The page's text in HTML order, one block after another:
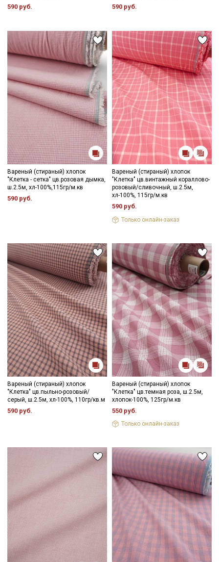
590 руб. 590 руб.
Вареный (стираный) хлопок
"Клетка - сетка" цв.розовая дымка,
ш.2.5м, хл-100%,115гр/м.кв
590 руб.
Вареный (стираный) хлопок
"Клетка" цв.винтажный кораллово-
розовый/сливочный, ш.2.5м,
хл-100%, 115гр/м.кв
590 руб.
Только онлайн-заказ
Вареный (стираный) хлопок
"Клетка" цв.пыльно-розовый/
серый, ш.2.5м, хл-100%, 110гр/кв.м
590 руб.
Вареный (стираный) хлопок
"Клетка" цв.темная роза, ш.2.5м,
хлопок-100%, 125гр/м.кв
550 руб.
Только онлайн-заказ
Подписаться
данных
и даюСогласие на обработку персональных
данных
ДаюСогласие на получение рекламных и
информационных рассылок